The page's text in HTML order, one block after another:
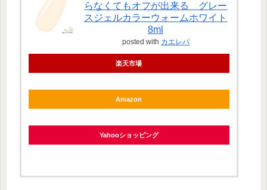
らなくてもオフが出来る グレー
スジェルカラーウォームホワイト
8ml
posted with カエレバ
楽天市場
Amazon
Yahooショッピング